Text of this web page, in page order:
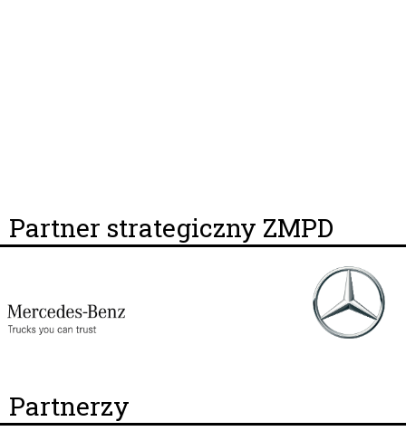
Partner strategiczny ZMPD
Partnerzy